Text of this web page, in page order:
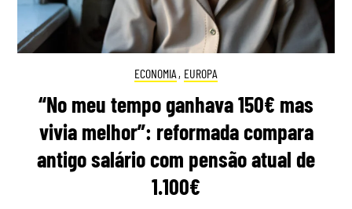
ECONOMIA , EUROPA
“No meu tempo ganhava 150€ mas
vivia melhor”: reformada compara
antigo salário com pensão atual de
1.100€